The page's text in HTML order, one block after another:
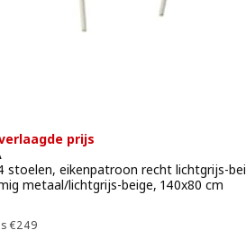
prijs
stoelen, eikenpatroon recht lichtgrijs-
metaal/lichtgrijs-beige, 140x80 cm
225
€249
Vorige prijs € 249